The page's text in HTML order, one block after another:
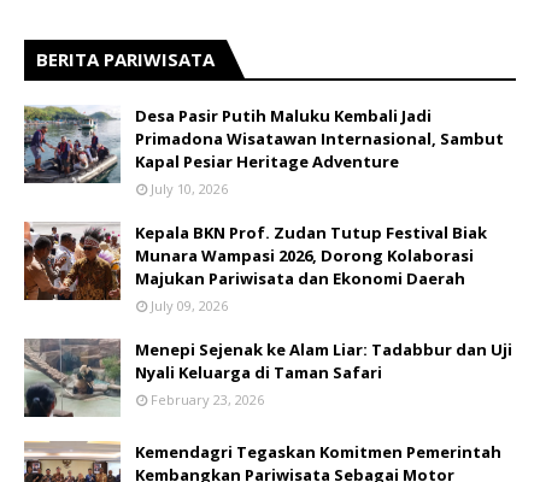
BERITA PARIWISATA
​Desa Pasir Putih Maluku Kembali Jadi
Primadona Wisatawan Internasional, Sambut
Kapal Pesiar Heritage Adventure
July 10, 2026
Kepala BKN Prof. Zudan Tutup Festival Biak
Munara Wampasi 2026, Dorong Kolaborasi
Majukan Pariwisata dan Ekonomi Daerah
July 09, 2026
Menepi Sejenak ke Alam Liar: Tadabbur dan Uji
Nyali Keluarga di Taman Safari
February 23, 2026
Kemendagri Tegaskan Komitmen Pemerintah
Kembangkan Pariwisata Sebagai Motor